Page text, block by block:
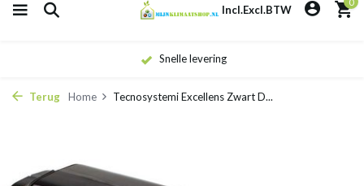
Incl.Excl.BTW
Snelle levering
Terug Home Tecnosystemi Excellens Zwart D...